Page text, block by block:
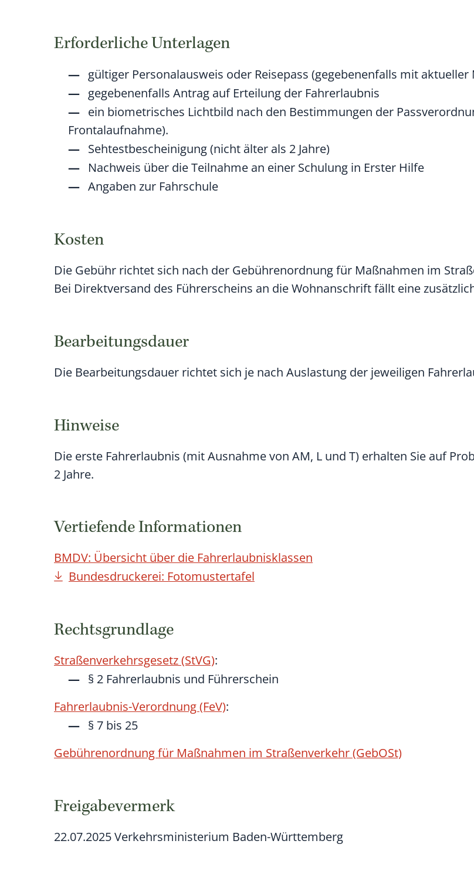
Erforderliche Unterlagen
gültiger Personalausweis oder Reisepass (gegebenenfalls mit aktueller
gegebenenfalls Antrag auf Erteilung der Fahrerlaubnis
ein biometrisches Lichtbild nach den Bestimmungen der
Frontalaufnahme).
Sehtestbescheinigung (nicht älter als 2 Jahre)
Nachweis über die Teilnahme an einer Schulung in Erster Hilfe
Angaben zur Fahrschule
Kosten
Die Gebühr richtet sich nach der Gebührenordnung für Maßnahmen im
Bei Direktversand des Führerscheins an die Wohnanschrift fällt eine
Bearbeitungsdauer
Die Bearbeitungsdauer richtet sich je nach Auslastung der jeweiligen
Hinweise
Die erste Fahrerlaubnis (mit Ausnahme von AM, L und T) erhalten Sie auf
2 Jahre.
Vertiefende Informationen
BMDV: Übersicht über die Fahrerlaubnisklassen
Bundesdruckerei: Fotomustertafel
Rechtsgrundlage
Straßenverkehrsgesetz (StVG):
§ 2 Fahrerlaubnis und Führerschein
Fahrerlaubnis-Verordnung (FeV):
§ 7 bis 25
Gebührenordnung für Maßnahmen im Straßenverkehr (GebOSt)
Freigabevermerk
22.07.2025 Verkehrsministerium Baden-Württemberg